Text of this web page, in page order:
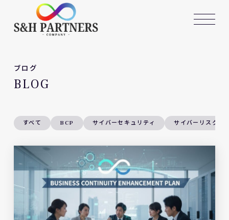
ブログ
BLOG
すべて BCP サイバーセキュリティ サイバーリスク対